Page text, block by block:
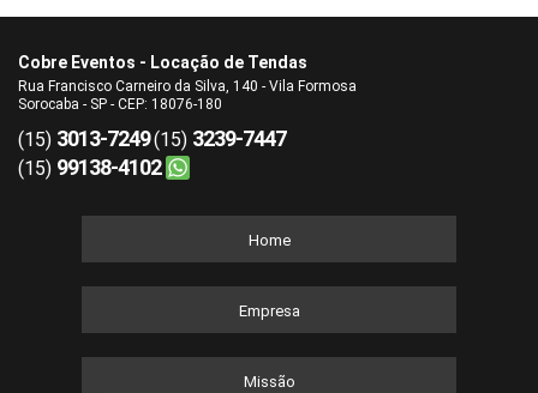
Cobre Eventos - Locação de Tendas
Rua Francisco Carneiro da Silva, 140 - Vila Formosa
Sorocaba - SP - CEP: 18076-180
(15) 3013-7249(15) 3239-7447
(15) 99138-4102
Home
Empresa
Missão